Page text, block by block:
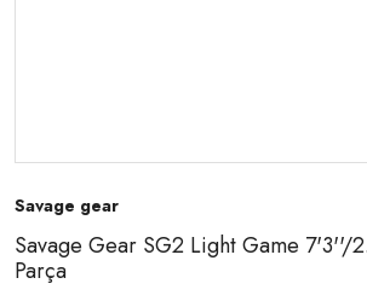
Savage gear
Savage Gear SG2 Light Game 7'3''/
Parça